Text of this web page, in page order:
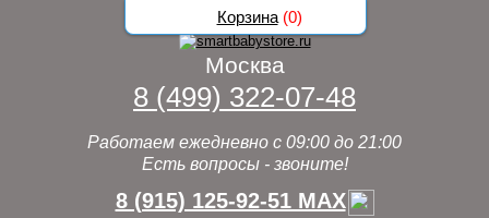
Москва
8 (499) 322-07-48
Работаем ежедневно с 09:00 до 21:00
Есть вопросы - звоните!
8 (915) 125-92-51 MAX
Корзина(0)